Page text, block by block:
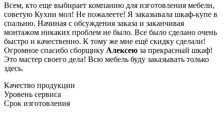
Всем, кто еще выбирает компанию для изготовления мебели,
советую Кухни мол! Не пожалеете! Я заказывала шкаф-купе в
спальню. Начиная с обсуждения заказа и заканчивая
монтажом никаких проблем не было. Все было сделано очень
быстро и качественно. К тому же мне ещё скидку сделали!
Огромное спасибо сборщику Алексею за прекрасный шкаф!
Это мастер своего дела! Всю мебель буду заказывать только
здесь.
Качество продукции
Уровень сервиса
Срок изготовления